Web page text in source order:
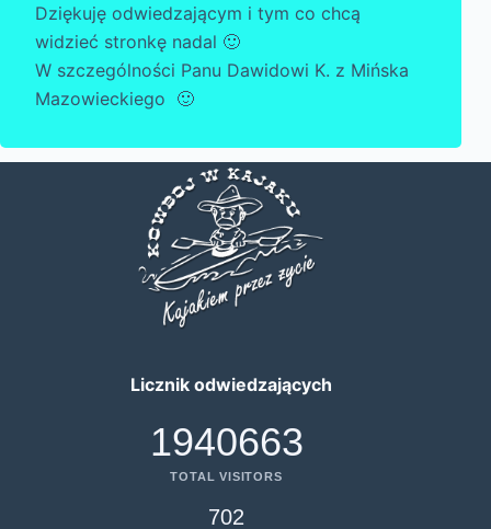
Dziękuję odwiedzającym i tym co chcą
widzieć stronkę nadal 🙂
W szczególności Panu Dawidowi K. z Mińska
Mazowieckiego 🙂
Licznik odwiedzających
1940663
TOTAL VISITORS
702